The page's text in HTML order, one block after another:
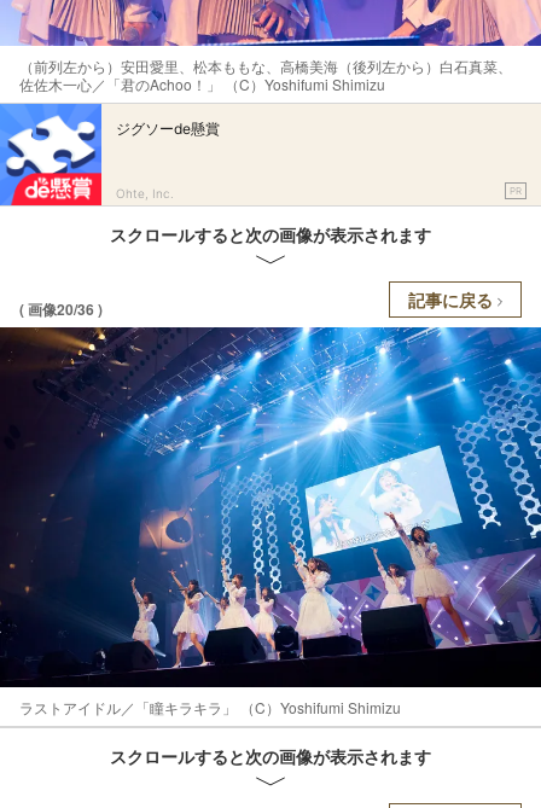
（前列左から）安田愛里、松本ももな、高橋美海（後列左から）白石真菜、
佐佐木一心／「君のAchoo！」 （C）Yoshifumi Shimizu
ジグソーde懸賞
Ohte, Inc. PR
スクロールすると次の画像が表示されます
( 画像20/36 ) 記事に戻る
ラストアイドル／「瞳キラキラ」 （C）Yoshifumi Shimizu
スクロールすると次の画像が表示されます